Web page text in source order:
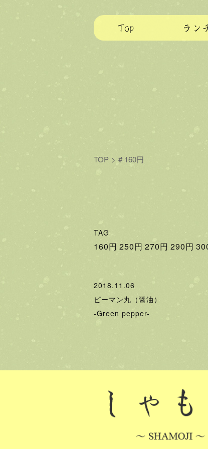
Top ラン
TOP > # 160円
TAG
160円 250円 270円 290円
2018.11.06
ピーマン丸（醤油）
-Green pepper-